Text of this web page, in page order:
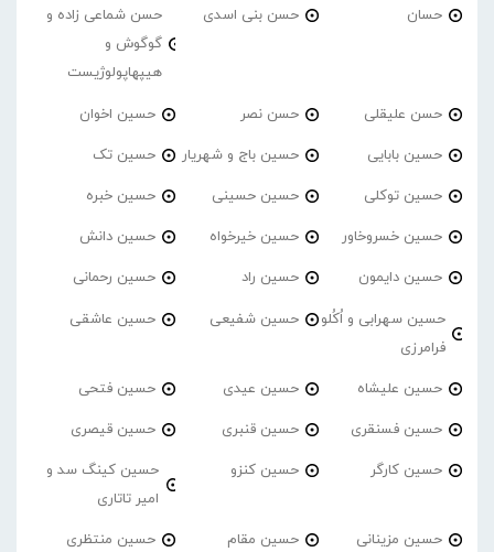
حسان حسن بنی اسدی
حسن شماعی زاده و
گوگوش و
هیپهاپولوژیست
حسن علیقلی حسن نصر حسین اخوان
حسین بابایی حسین باج و شهریار حسین تک
حسین توکلی حسین حسینی حسین خبره
حسین خسروخاور حسین خیرخواه حسین دانش
حسین دایمون حسین راد حسین رحمانی
حسین سهرابی و اُکُلو
فرامرزی
حسین شفیعی حسین عاشقی
حسین علیشاه حسین عیدی حسین فتحی
حسین فسنقری حسین قنبری حسین قیصری
حسین کارگر حسین کنزو
حسین کینگ سد و
امیر تاتاری
حسین مزینانی حسین مقام حسین منتظری